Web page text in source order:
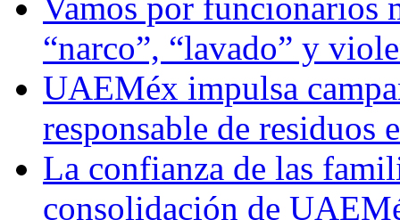
Vamos por funcionarios
“narco”, “lavado” y
UAEMéx impulsa
responsable de residuos
La confianza de las
consolidación de